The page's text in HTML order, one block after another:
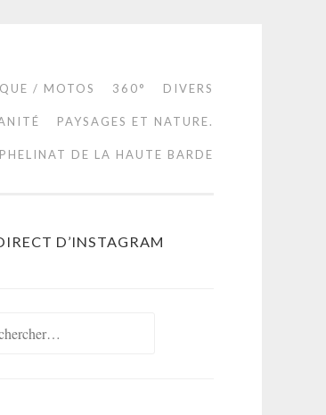
/ MOTOS 360° DIVERS
PAYSAGES ET NATURE.
DE LA HAUTE BARDE
D’INSTAGRAM